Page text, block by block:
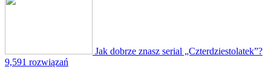
Jak dobrze znasz serial „Czterdziestolatek”?
9,591 rozwiązań